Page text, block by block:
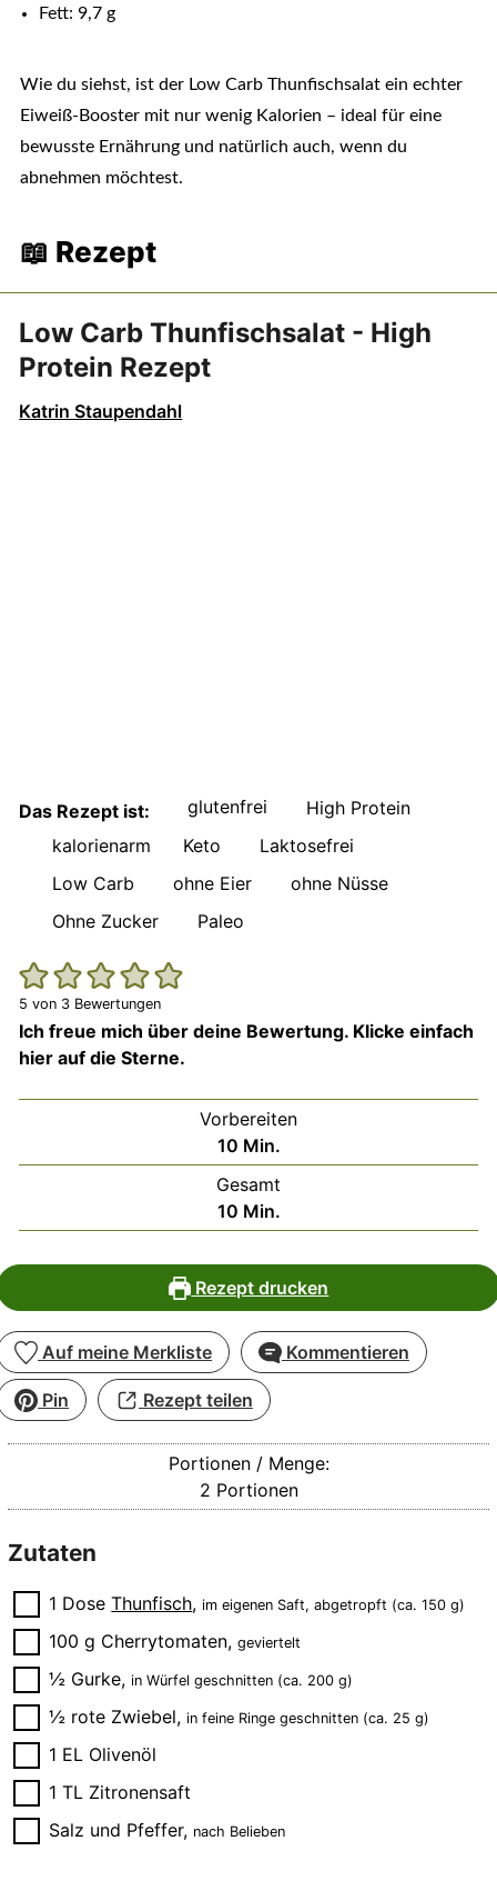
Fett: 9,7 g
Wie du siehst, ist der Low Carb Thunfischsalat ein echter
Eiweiß-Booster mit nur wenig Kalorien – ideal für eine
bewusste Ernährung und natürlich auch, wenn du
abnehmen möchtest.
📖 Rezept
Low Carb Thunfischsalat - High
Protein Rezept
Katrin Staupendahl
Das Rezept ist: glutenfrei
High Protein
kalorienarm
Keto
Laktosefrei
Low Carb
ohne Eier
ohne Nüsse
Ohne Zucker
Paleo
5 von 3 Bewertungen
Ich freue mich über deine Bewertung. Klicke einfach
hier auf die Sterne.
Vorbereiten
10Minuten
Min.
Gesamt
10Minuten
Min.
Rezept drucken
Auf meine Merkliste Kommentieren
Pin Rezept teilen
Portionen / Menge:
2 Portionen
Zutaten
▢
1 Dose Thunfisch,im eigenen Saft, abgetropft (ca. 150 g)
▢
100 g Cherrytomaten,geviertelt
▢
½ Gurke,in Würfel geschnitten (ca. 200 g)
▢
½ rote Zwiebel,in feine Ringe geschnitten (ca. 25 g)
▢
1 EL Olivenöl
▢
1 TL Zitronensaft
▢
Salz und Pfeffer, nach Belieben